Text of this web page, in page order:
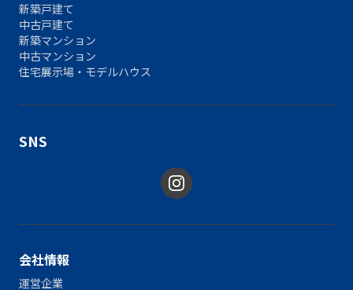
新築戸建て
中古戸建て
新築マンション
中古マンション
住宅展示場・モデルハウス
SNS
会社情報
運営企業